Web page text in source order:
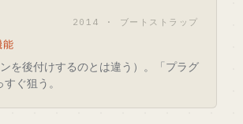
2014 · ブートストラップ
能
を後付けするのとは違う）。「プラグ
ぐ狙う。